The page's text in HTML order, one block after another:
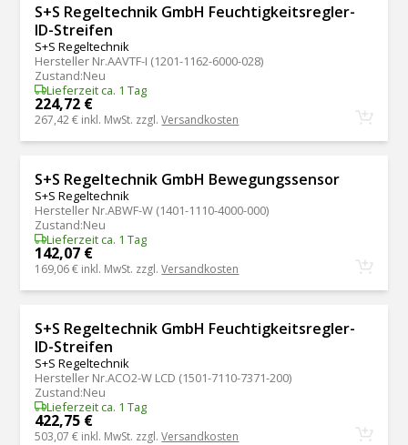
S+S Regeltechnik GmbH Feuchtigkeitsregler-
ID-Streifen
S+S Regeltechnik
Hersteller Nr.AAVTF-I (1201-1162-6000-028)
Zustand:Neu
Lieferzeit ca. 1 Tag
224,72 €
267,42 € inkl. MwSt. zzgl.Versandkosten
S+S Regeltechnik GmbH Bewegungssensor
S+S Regeltechnik
Hersteller Nr.ABWF-W (1401-1110-4000-000)
Zustand:Neu
Lieferzeit ca. 1 Tag
142,07 €
169,06 € inkl. MwSt. zzgl.Versandkosten
S+S Regeltechnik GmbH Feuchtigkeitsregler-
ID-Streifen
S+S Regeltechnik
Hersteller Nr.ACO2-W LCD (1501-7110-7371-200)
Zustand:Neu
Lieferzeit ca. 1 Tag
422,75 €
503,07 € inkl. MwSt. zzgl.Versandkosten